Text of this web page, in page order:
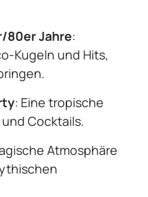
80er Jahre:
Kugeln und Hits,
: Eine tropische
Cocktails.
Atmosphäre